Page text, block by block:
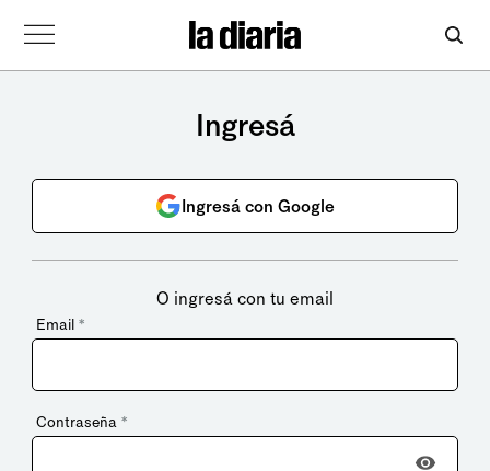
Ingresá
Ingresá con Google
O ingresá con tu email
Email *
Contraseña *